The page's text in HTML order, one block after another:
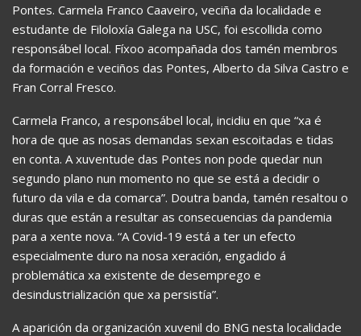
Pontes. Carmela Franco Caaveiro, veciña da localidade e
estudante de Filoloxía Galega na USC, foi escollida como
responsábel local. Fíxoo acompañada dos tamén membros
da formación e veciños das Pontes, Alberto da Silva Castro e
Fran Corral Fresco.
Carmela Franco, a responsábel local, incidiu en que “xa é
hora de que as nosas demandas sexan escoitadas e tidas
en conta. A xuventude das Pontes non pode quedar nun
segundo plano nun momento no que se está a decidir o
futuro da vila e da comarca”. Doutra banda, tamén resaltou o
duras que están a resultar as consecuencias da pandemia
para a xente nova. “A Covid-19 está a ter un efecto
especialmente duro na nosa xeración, engadido á
problemática xa existente de desemprego e
desindustrialización que xa persistía”.
A aparición da organización xuvenil do BNG nesta localidade